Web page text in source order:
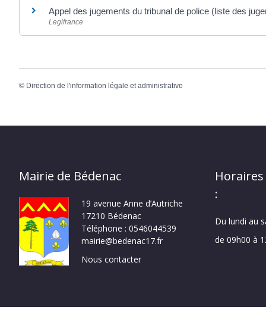
Appel des jugements du tribunal de police (liste des
Legifrance
© Direction de l'information légale et administrative
Mairie de Bédenac
19 avenue Anne d’Autriche
17210 Bédenac
Téléphone : 0546044539
mairie@bedenac17.fr
Nous contacter
:
Du lundi au
de 09h00 à